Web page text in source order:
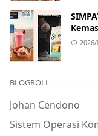
BLOGROLL
Johan Cendono
Sistem Operasi